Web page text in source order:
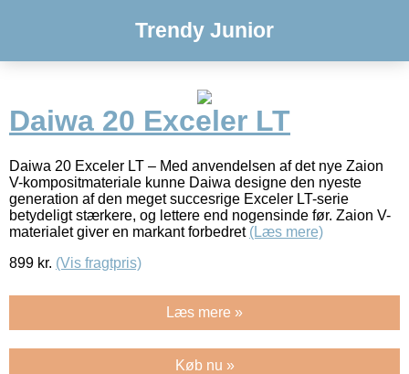
Trendy Junior
Daiwa 20 Exceler LT
Daiwa 20 Exceler LT – Med anvendelsen af det nye Zaion
V-kompositmateriale kunne Daiwa designe den nyeste
generation af den meget succesrige Exceler LT-serie
betydeligt stærkere, og lettere end nogensinde før. Zaion V-
materialet giver en markant forbedret (Læs mere)
899 kr. (Vis fragtpris)
Læs mere »
Køb nu »